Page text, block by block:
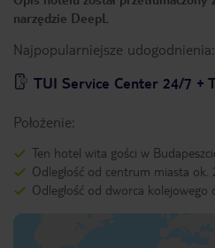
narzędzie DeepL
Najpopularniejsze udogodnienia:
TUI Service Center 24/7 +
Położenie:
Ten hotel wita gości w
Odległość od centrum miasta ok.
Odległość od dworca kolejowego